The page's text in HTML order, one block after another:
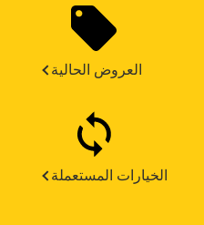
العروض الحالية
الخيارات المستعملة